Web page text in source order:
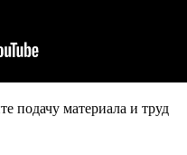
подачу материала и труд